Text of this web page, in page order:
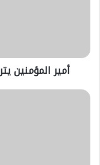
أمير المؤمنين
مسجد